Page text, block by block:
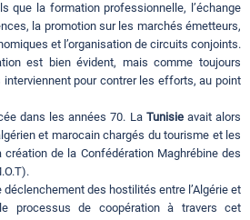
que la formation professionnelle, l’échange
la promotion sur les marchés émetteurs,
et l’organisation de circuits conjoints.
est bien évident, mais comme toujours
pour contrer les efforts, au point
dans les années 70. La Tunisieavait alors
et marocain chargés du tourisme et les
de la Confédération Maghrébine des
déclenchement des hostilités entre l’Algérie et
processus de coopération à travers cet